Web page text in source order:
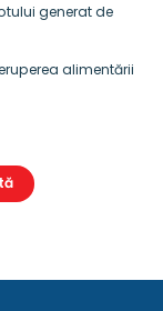
generat de
alimentării